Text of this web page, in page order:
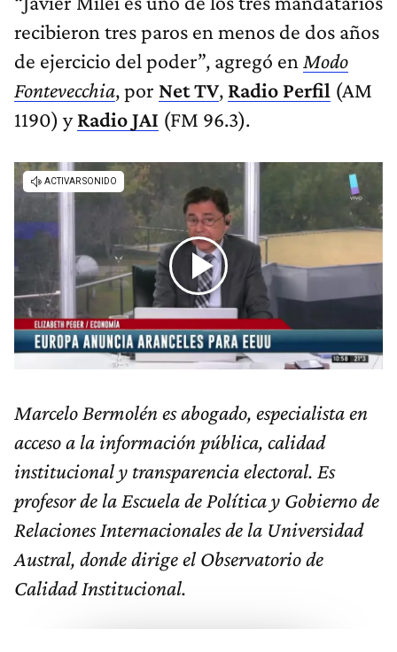
recibieron tres paros en menos de dos años
de ejercicio del poder”, agregó en Modo
Fontevecchia, por Net TV, Radio Perfil (AM
1190) yRadio JAI (FM 96.3).
Marcelo Bermolén es abogado, especialista en
acceso a la información pública, calidad
institucional y transparencia electoral. Es
profesor de la Escuela de Política y Gobierno de
Relaciones Internacionales de la Universidad
Austral, donde dirige el Observatorio de
Calidad Institucional.